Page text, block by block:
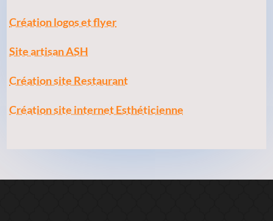
Création logos et flyer
Site artisan ASH
Création site Restaurant
Création site internet Esthéticienne